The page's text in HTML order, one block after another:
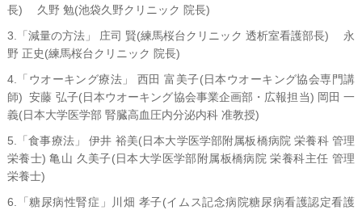
長) 久野 勉(池袋久野クリニック 院長)
3.「減量の方法」 庄司 賢(練馬桜台クリニック 透析室看護部長) 永
野 正史(練馬桜台クリニック 院長)
4.「ウオーキング療法」 西田 富美子(日本ウオーキング協会専門講
師) 安藤 弘子(日本ウオーキング協会事業企画部・広報担当) 岡田 一
義(日本大学医学部 腎臓高血圧内分泌内科 准教授)
5.「食事療法」 伊井 裕美(日本大学医学部附属板橋病院 栄養科 管理
栄養士) 亀山 久美子(日本大学医学部附属板橋病院 栄養科主任 管理
栄養士)
6.「糖尿病性腎症」川畑 孝子(イムス記念病院糖尿病看護認定看護